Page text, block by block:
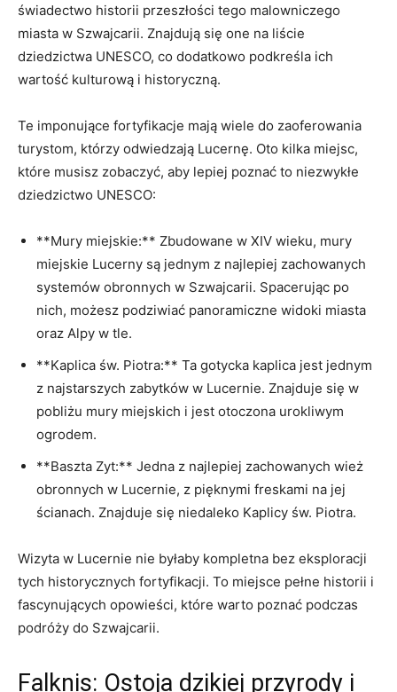
świadectwo historii przeszłości tego malowniczego
miasta w Szwajcarii. Znajdują się one na liście
dziedzictwa UNESCO, co dodatkowo podkreśla ich
wartość kulturową i historyczną.
Te imponujące fortyfikacje mają wiele do zaoferowania
turystom, którzy odwiedzają Lucernę. Oto kilka miejsc,
które musisz zobaczyć, aby lepiej poznać to niezwykłe
dziedzictwo UNESCO:
**Mury miejskie:** Zbudowane w XIV wieku, mury
miejskie Lucerny są jednym z najlepiej zachowanych
systemów obronnych w Szwajcarii. Spacerując po
nich, możesz podziwiać panoramiczne widoki miasta
oraz Alpy w tle.
**Kaplica św. Piotra:** Ta gotycka kaplica jest jednym
z najstarszych zabytków w Lucernie. Znajduje się w
pobliżu mury miejskich i jest otoczona urokliwym
ogrodem.
**Baszta Zyt:** Jedna z najlepiej zachowanych wież
obronnych w Lucernie, z pięknymi freskami na jej
ścianach. Znajduje się niedaleko Kaplicy św. Piotra.
Wizyta w Lucernie nie byłaby kompletna bez eksploracji
tych historycznych fortyfikacji. To miejsce pełne historii i
fascynujących opowieści, które warto poznać podczas
podróży do Szwajcarii.
Falknis: Ostoja dzikiej przyrody i